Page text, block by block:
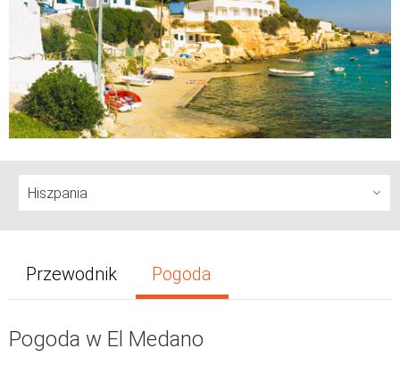
Przewodnik Pogoda
Pogoda w El Medano